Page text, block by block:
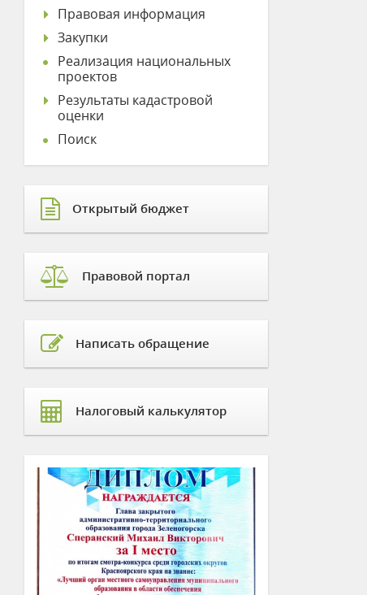
Правовая информация
Закупки
Реализация национальных
проектов
Результаты кадастровой
оценки
Поиск
Открытый бюджет
Правовой портал
Написать обращение
Налоговый калькулятор